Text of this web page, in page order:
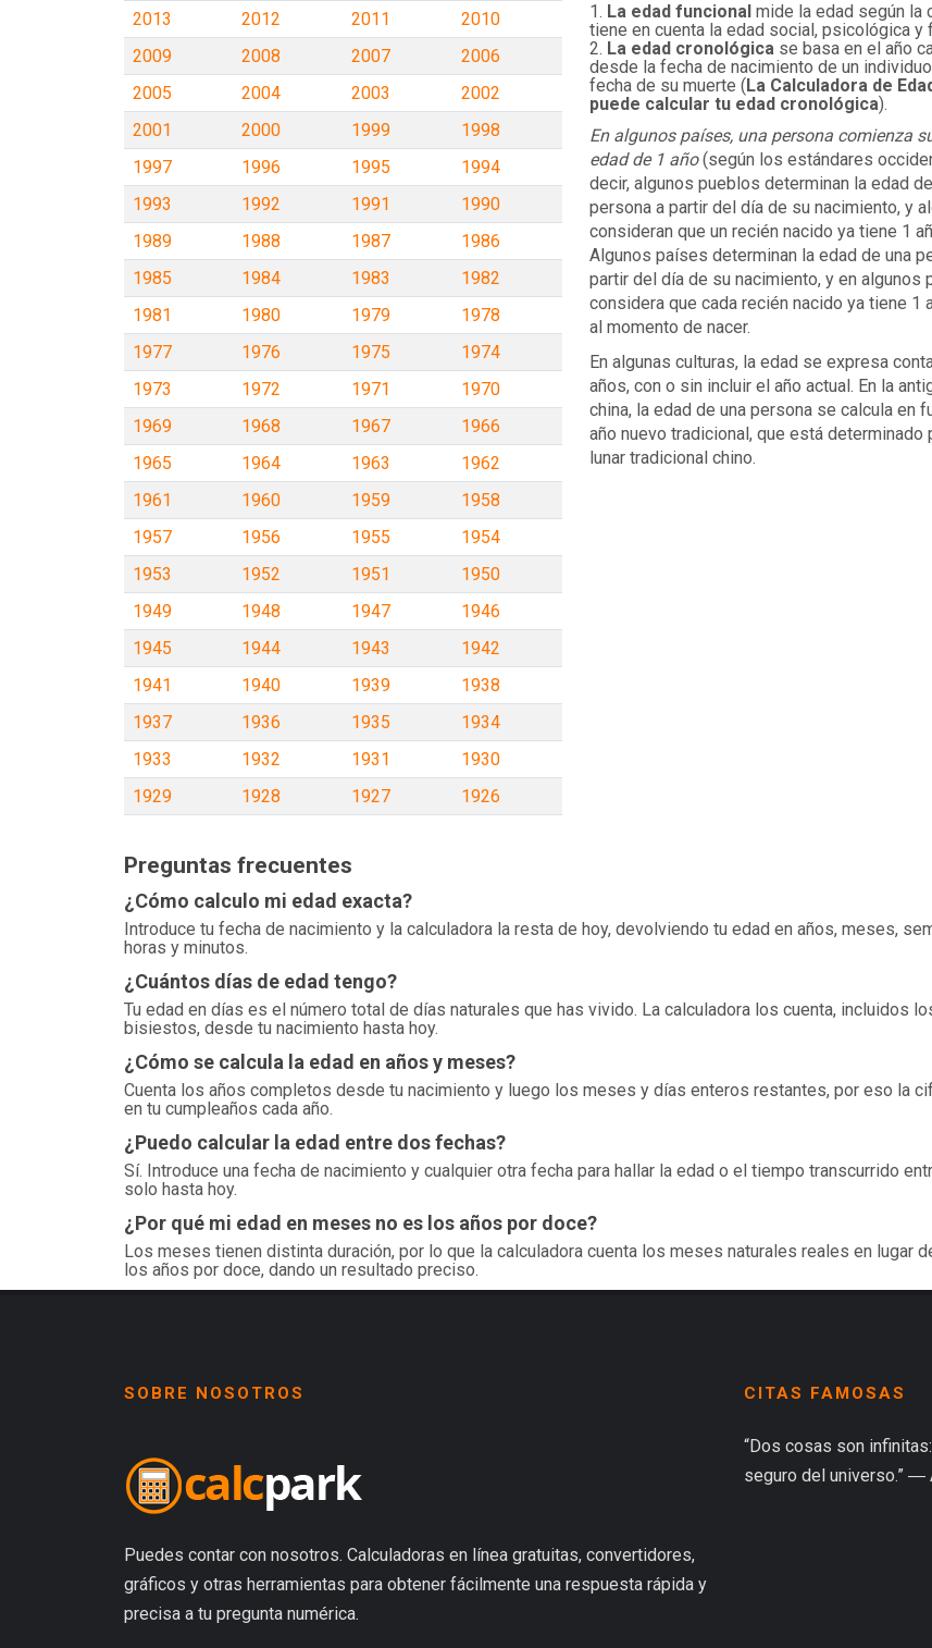
2013
2012 2011
2010
2009
2008 2007
2006
2005
2004 2003
2002
2001
2000 1999
1998
1997
1996 1995
1994
1993
1992 1991
1990
1989
1988 1987
1986
1985
1984 1983
1982
1981
1980 1979
1978
1977
1976 1975
1974
1973
1972 1971
1970
1969
1968 1967
1966
1965
1964 1963
1962
1961
1960 1959
1958
1957
1956 1955
1954
1953
1952 1951
1950
1949
1948 1947
1946
1945
1944 1943
1942
1941
1940 1939
1938
1937
1936 1935
1934
1933
1932 1931
1930
1929
1928 1927 1926
La edad funcional mide la edad según la
tiene en cuenta la edad social, psicológica y
La edad cronológica se basa en el año
desde la fecha de nacimiento de un
fecha de su muerte (La Calculadora de
puede calcular tu edad cronológica).
En algunos países, una persona comienza
edad de 1 año(según los estándares
decir, algunos pueblos determinan la edad
persona a partir del día de su nacimiento, y
consideran que un recién nacido ya tiene 1
Algunos países determinan la edad de una
partir del día de su nacimiento, y en algunos
considera que cada recién nacido ya tiene 1
al momento de nacer.
En algunas culturas, la edad se expresa
años, con o sin incluir el año actual. En la
china, la edad de una persona se calcula en
año nuevo tradicional, que está determinado
lunar tradicional chino.
Preguntas frecuentes
¿Cómo calculo mi edad exacta?
Introduce tu fecha de nacimiento y la calculadora la resta de hoy, devolviendo tu edad en años, meses,
horas y minutos.
¿Cuántos días de edad tengo?
Tu edad en días es el número total de días naturales que has vivido. La calculadora los cuenta, incluidos
bisiestos, desde tu nacimiento hasta hoy.
¿Cómo se calcula la edad en años y meses?
Cuenta los años completos desde tu nacimiento y luego los meses y días enteros restantes, por eso la
en tu cumpleaños cada año.
¿Puedo calcular la edad entre dos fechas?
Sí. Introduce una fecha de nacimiento y cualquier otra fecha para hallar la edad o el tiempo transcurrido
solo hasta hoy.
¿Por qué mi edad en meses no es los años por doce?
Los meses tienen distinta duración, por lo que la calculadora cuenta los meses naturales reales en lugar
los años por doce, dando un resultado preciso.
SOBRE NOSOTROS
Puedes contar con nosotros. Calculadoras en línea gratuitas, convertidores,
gráficos y otras herramientas para obtener fácilmente una respuesta rápida y
precisa a tu pregunta numérica.
CITAS FAMOSAS
“Dos cosas son
seguro del universo.” ―